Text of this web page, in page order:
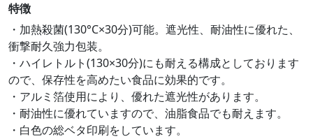
特徴
・加熱殺菌(130°C×30分)可能。遮光性、耐油性に優れた、
衝撃耐久強力包装。
・ハイレトルト(130×30分)にも耐える構成としております
ので、保存性を高めたい食品に効果的です。
・アルミ箔使用により、優れた遮光性があります。
・耐油性に優れていますので、油脂食品でも耐えます。
・白色の総ベタ印刷をしています。